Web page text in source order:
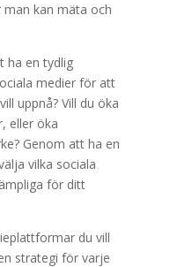
kan mäta och
ha en tydlig
medier för att
uppnå? Vill du öka
eller öka
Genom att ha en
vilka sociala
för ditt
du vill
strategi för varje